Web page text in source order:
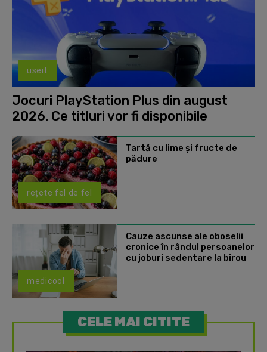
useit
Jocuri PlayStation Plus din august
2026. Ce titluri vor fi disponibile
rețete fel de fel
Tartă cu lime și fructe de
pădure
medicool
Cauze ascunse ale oboselii
cronice în rândul persoanelor
cu joburi sedentare la birou
CELE MAI CITITE